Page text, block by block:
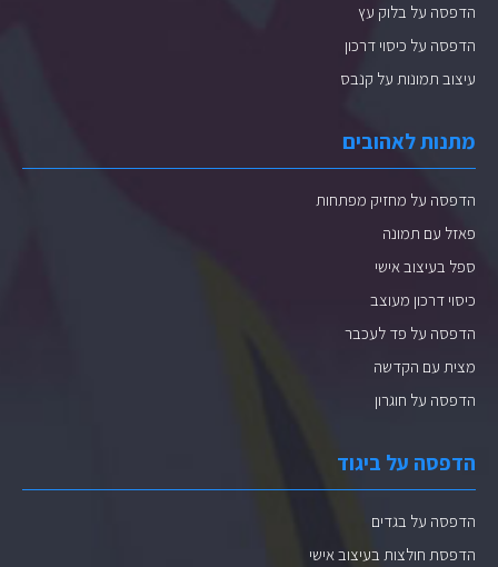
הדפסה על בלוק עץ
הדפסה על כיסוי דרכון
עיצוב תמונות על קנבס
מתנות לאהובים
הדפסה על מחזיק מפתחות
פאזל עם תמונה
ספל בעיצוב אישי
כיסוי דרכון מעוצב
הדפסה על פד לעכבר
מצית עם הקדשה
הדפסה על חוגרון
הדפסה על ביגוד
הדפסה על בגדים
הדפסת חולצות בעיצוב אישי